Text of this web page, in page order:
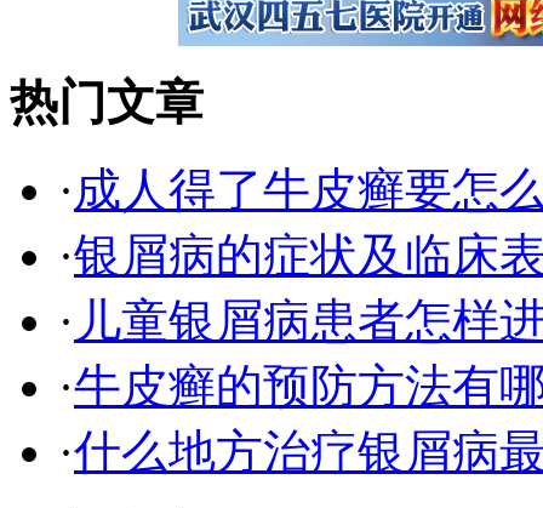
热门文章
·成人得了牛皮癣要怎
·银屑病的症状及临床
· 儿童银屑病患者怎样
·牛皮癣的预防方法有
·什么地方治疗银屑病